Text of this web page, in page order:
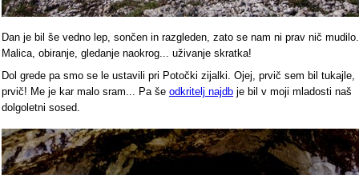
Dan je bil še vedno lep, sončen in razgleden, zato se nam ni prav nič mudilo.
Malica, obiranje, gledanje naokrog... uživanje skratka!
Dol grede pa smo se le ustavili pri Potočki zijalki. Ojej, prvič sem bil tukajle,
prvič! Me je kar malo sram... Pa še odkritelj najdb je bil v moji mladosti naš
dolgoletni sosed.